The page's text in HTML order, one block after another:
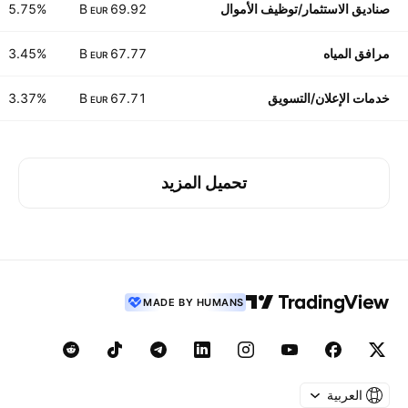
صناديق الاستثمار/توظيف الأموال 69.92 B
EUR
5.75%
مرافق المياه 67.77 B
EUR
3.45%
خدمات الإعلان/التسويق 67.71 B
EUR
3.37%
تحميل المزيد
MADE BY HUMANS
العربية